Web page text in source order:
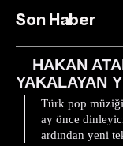
Son Haber
HAKAN
YAKALAYAN
Türk pop
ay önce
ardından yeni